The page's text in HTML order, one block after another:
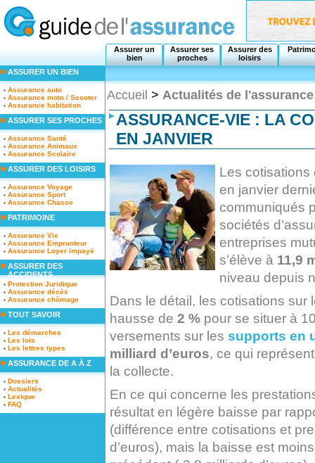
Assurer un
bien
Assurer ses
proches
Assurer des
loisirs
Accueil > Actualités de l'assurance
ASSURANCE-VIE : LA
EN JANVIER
Les
en janvier
communiqués
sociétés
entreprises
s’élève à 11,9
niveau depuis
Dans le détail, les cotisations sur
hausse de 2 % pour se situer à
versements sur les supports en
milliard d’euros, ce qui
la collecte.
En ce qui concerne les
résultat en légère baisse par
(différence entre cotisations et
d’euros), mais la baisse est
ASSURER UN BIEN
Assurance auto
Assurance moto / Scooter
Assurance habitation
ASSURER SES PROCHES
Assurance Santé
Assurance Animaux
Assurance Scolaire
ASSURER DES LOISIRS
Assurance Voyage
Assurance Sport
Assurance Chasse
PATRIMOINE
Assurance Vie
Assurance Emprunteur
Assurance Loyer impayé
ASSURER DES
ACCIDENTS
Protection Juridique
Assurance décès
Assurance chômage
TOUT SAVOIR
Les démarches
Les lois
Les lettres types
ASSURANCE DE A À Z
Dossiers
Actualités
Lexique
FAQ